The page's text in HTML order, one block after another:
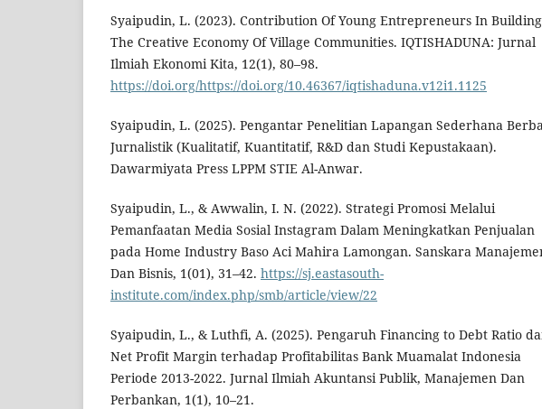
Syaipudin, L. (2023). Contribution Of Young Entrepreneurs In Building
The Creative Economy Of Village Communities. IQTISHADUNA: Jurnal
Ilmiah Ekonomi Kita, 12(1), 80–98.
https://doi.org/https://doi.org/10.46367/iqtishaduna.v12i1.1125
Syaipudin, L. (2025). Pengantar Penelitian Lapangan Sederhana
Jurnalistik (Kualitatif, Kuantitatif, R&D dan Studi Kepustakaan).
Dawarmiyata Press LPPM STIE Al-Anwar.
Syaipudin, L., & Awwalin, I. N. (2022). Strategi Promosi Melalui
Pemanfaatan Media Sosial Instagram Dalam Meningkatkan Penjualan
pada Home Industry Baso Aci Mahira Lamongan. Sanskara
Dan Bisnis, 1(01), 31–42. https://sj.eastasouth-
institute.com/index.php/smb/article/view/22
Syaipudin, L., & Luthfi, A. (2025). Pengaruh Financing to Debt Ratio
Net Profit Margin terhadap Profitabilitas Bank Muamalat Indonesia
Periode 2013-2022. Jurnal Ilmiah Akuntansi Publik, Manajemen Dan
Perbankan, 1(1), 10–21.